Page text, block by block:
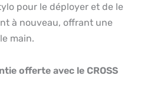
pour le déployer et de le
à nouveau, offrant une
main.
offerte avec le CROSS